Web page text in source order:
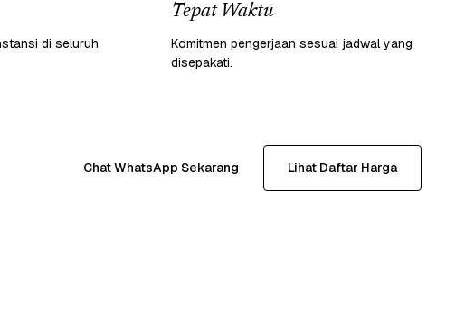
di seluruh
Tepat Waktu
Komitmen pengerjaan sesuai jadwal yang
disepakati.
Chat WhatsApp Sekarang Lihat Daftar Harga